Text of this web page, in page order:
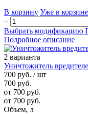
В корзину Уже в корзине
−
Выбрать модификацию
Подробное описание
2 варианта
Уничтожитель
700 руб. / шт
700 руб.
от 700 руб.
от 700 руб.
Объем, л